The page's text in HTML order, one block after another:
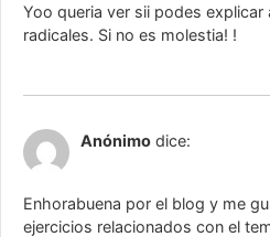
Yoo queria ver sii podes
radicales. Si no es molestia! !
Anónimo dice:
Enhorabuena por el blog y me
ejercicios relacionados con el